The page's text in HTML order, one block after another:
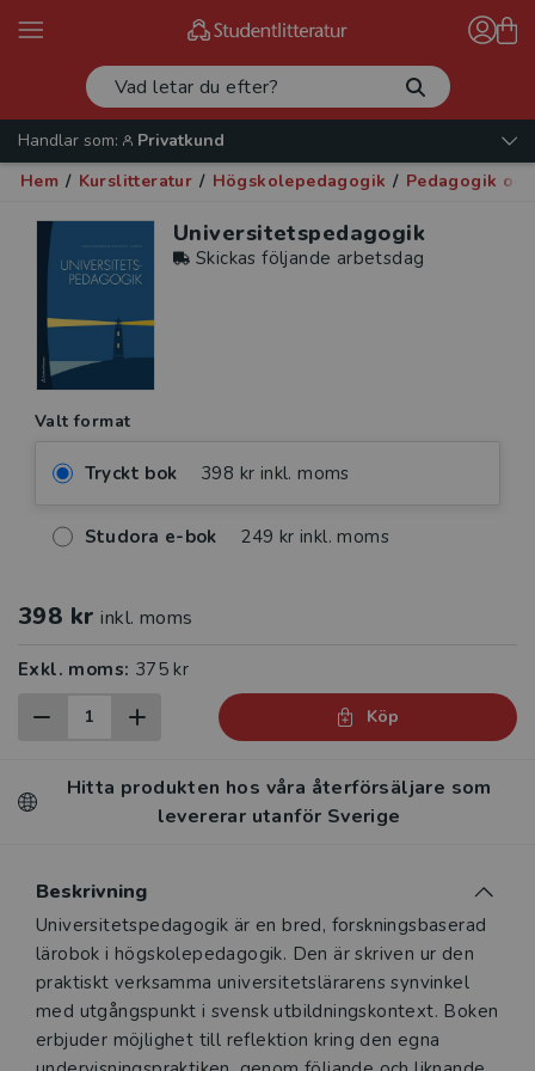
Handlar som:
Privatkund
Hem / Kurslitteratur / Högskolepedagogik / Pedagogik
Universitetspedagogik
Skickas följande arbetsdag
Valt format
Tryckt bok 398 kr inkl. moms
Studora e-bok 249 kr inkl. moms
398 kr inkl. moms
Exkl. moms: 375 kr
Köp
Hitta produkten hos våra återförsäljare som
levererar utanför Sverige
Beskrivning
Beskrivning
Universitetspedagogik är en bred, forskningsbaserad
lärobok i högskolepedagogik. Den är skriven ur den
praktiskt verksamma universitetslärarens synvinkel
med utgångspunkt i svensk utbildningskontext. Boken
erbjuder möjlighet till reflektion kring den egna